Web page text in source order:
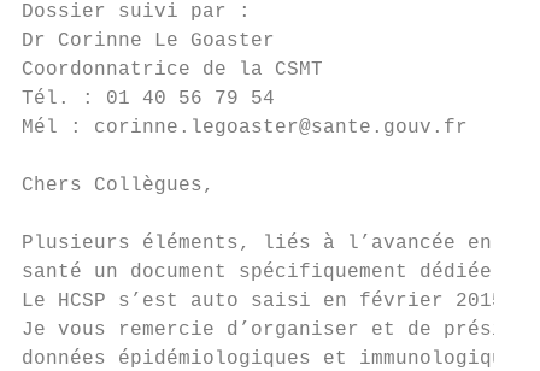
Dossier suivi par :
Dr Corinne Le Goaster
Coordonnatrice de la CSMT
Tél. : 01 40 56 79 54
Mél : corinne.legoaster@sante.gouv.fr
Chers Collègues,
Plusieurs éléments, liés à l’avancée en
santé un document spécifiquement dédiée
Le HCSP s’est auto saisi en février 2015
Je vous remercie d’organiser et de
données épidémiologiques et